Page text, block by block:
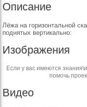
Описание
Лёжа на горизонтальной
поднятых вертикально:
Изображения
Если у вас имеются
помочь
Видео